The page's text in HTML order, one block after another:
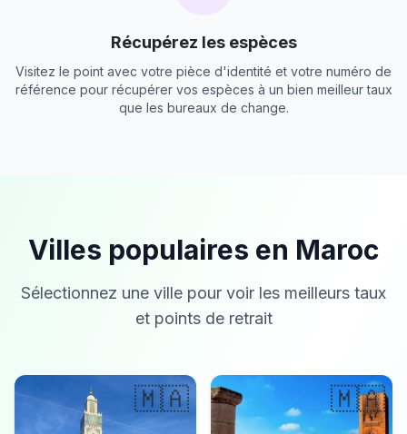
Récupérez les espèces
Visitez le point avec votre pièce d'identité et votre numéro de
référence pour récupérer vos espèces à un bien meilleur taux
que les bureaux de change.
Villes populaires en Maroc
Sélectionnez une ville pour voir les meilleurs taux
et points de retrait
🇲🇦 🇲🇦